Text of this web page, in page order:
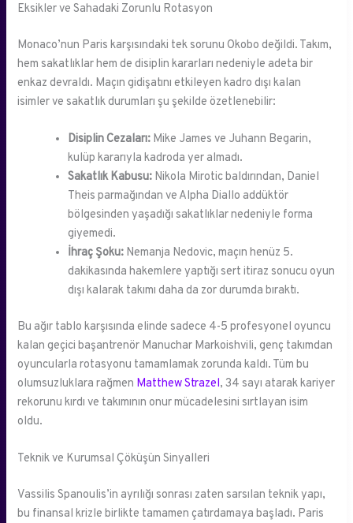
Eksikler ve Sahadaki Zorunlu Rotasyon
Monaco’nun Paris karşısındaki tek sorunu Okobo değildi. Takım,
hem sakatlıklar hem de disiplin kararları nedeniyle adeta bir
enkaz devraldı. Maçın gidişatını etkileyen kadro dışı kalan
isimler ve sakatlık durumları şu şekilde özetlenebilir:
Disiplin Cezaları: Mike James ve Juhann Begarin,
kulüp kararıyla kadroda yer almadı.
Sakatlık Kabusu: Nikola Mirotic baldırından, Daniel
Theis parmağından ve Alpha Diallo addüktör
bölgesinden yaşadığı sakatlıklar nedeniyle forma
giyemedi.
İhraç Şoku: Nemanja Nedovic, maçın henüz 5.
dakikasında hakemlere yaptığı sert itiraz sonucu oyun
dışı kalarak takımı daha da zor durumda bıraktı.
Bu ağır tablo karşısında elinde sadece 4-5 profesyonel oyuncu
kalan geçici başantrenör Manuchar Markoishvili, genç takımdan
oyuncularla rotasyonu tamamlamak zorunda kaldı. Tüm bu
olumsuzluklara rağmen Matthew Strazel, 34 sayı atarak kariyer
rekorunu kırdı ve takımının onur mücadelesini sırtlayan isim
oldu.
Teknik ve Kurumsal Çöküşün Sinyalleri
Vassilis Spanoulis’in ayrılığı sonrası zaten sarsılan teknik yapı,
bu finansal krizle birlikte tamamen çatırdamaya başladı. Paris